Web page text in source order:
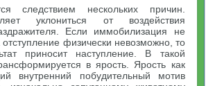
следствием нескольких причин.
уклониться от воздействия
Если иммобилизация не
отступление физически невозможно, то
приносит наступление. В такой
в ярость. Ярость как
внутренний побудительный мотив